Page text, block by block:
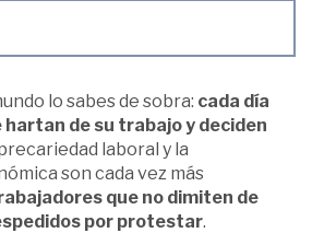
lo sabes de sobra: cada día
hartan de su trabajo y deciden
laboral y la
son cada vez más
que no dimiten de
por protestar.